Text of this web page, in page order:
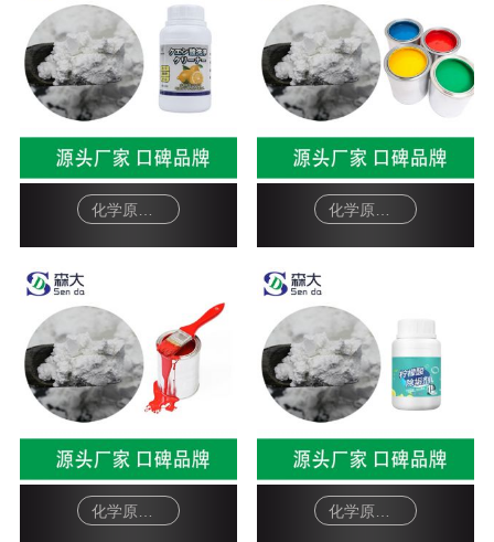
化学原料硅藻土助滤剂-柠檬酸除垢剂 化学原料硅藻土助滤剂-油漆
化学原料硅藻土助滤剂-油漆 化学原料硅藻土助滤剂-柠檬酸除垢剂